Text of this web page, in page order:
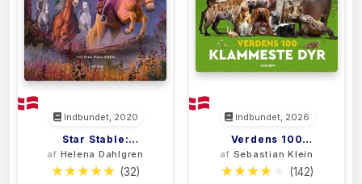
Indbundet, 2020
Star Stable:
Sjælerytterne (2) -
Legenden Vågner
af Helena Dahlgren
(32)
Indbundet, 2026
Verdens 100
Klammeste Dyr
af Sebastian Klein
(142)